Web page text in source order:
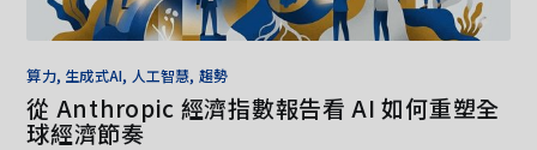
算力, 生成式AI, 人工智慧, 趨勢
從 Anthropic 經濟指數報告看 AI 如何重塑全
球經濟節奏